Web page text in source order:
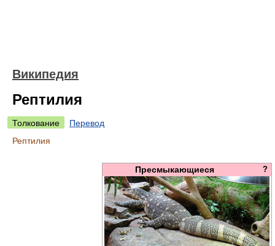
Википедия
Рептилия
Толкование
Перевод
Рептилия
?
Пресмыкающиеся